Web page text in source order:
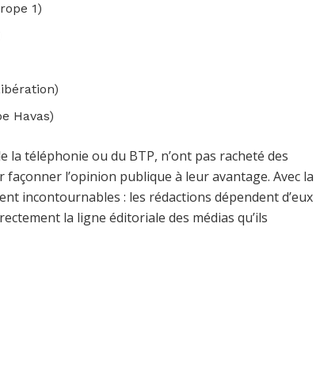
1)
Havas)
la téléphonie ou du BTP, n’ont pas racheté des
l’opinion publique à leur avantage. Avec la
incontournables : les rédactions dépendent d’eux
la ligne éditoriale des médias qu’ils